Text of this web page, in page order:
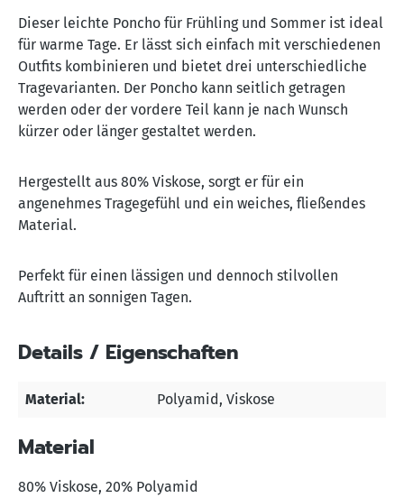
Dieser leichte Poncho für Frühling und Sommer ist ideal
für warme Tage. Er lässt sich einfach mit verschiedenen
Outfits kombinieren und bietet drei unterschiedliche
Tragevarianten. Der Poncho kann seitlich getragen
werden oder der vordere Teil kann je nach Wunsch
kürzer oder länger gestaltet werden.
Hergestellt aus 80% Viskose, sorgt er für ein
angenehmes Tragegefühl und ein weiches, fließendes
Material.
Perfekt für einen lässigen und dennoch stilvollen
Auftritt an sonnigen Tagen.
Details / Eigenschaften
Material: Polyamid, Viskose
Material
80% Viskose, 20% Polyamid